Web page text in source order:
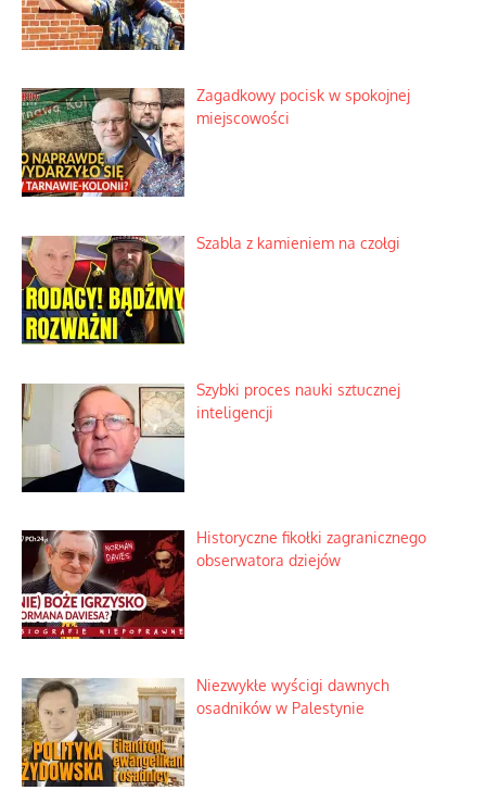
Zagadkowy pocisk w spokojnej
miejscowości
Szabla z kamieniem na czołgi
Szybki proces nauki sztucznej
inteligencji
Historyczne fikołki zagranicznego
obserwatora dziejów
Niezwykłe wyścigi dawnych
osadników w Palestynie